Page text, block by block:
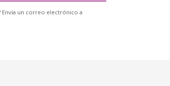
Envía un correo electrónico a